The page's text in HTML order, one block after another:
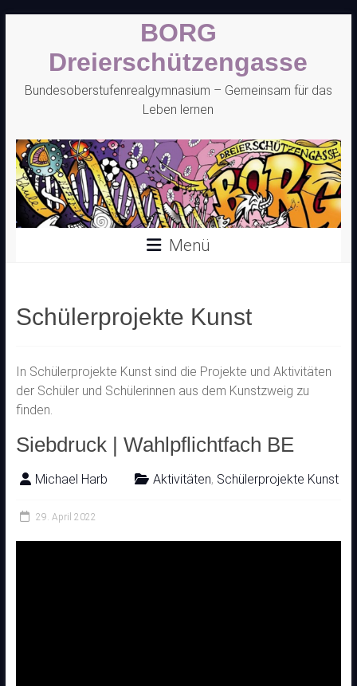
springen
BORG
Dreierschützengasse
Bundesoberstufenrealgymnasium – Gemeinsam für das
Leben lernen
Menü
Schülerprojekte Kunst
In Schülerprojekte Kunst sind die Projekte und Aktivitäten
der Schüler und Schülerinnen aus dem Kunstzweig zu
finden.
Siebdruck | Wahlpflichtfach BE
Michael Harb Aktivitäten, Schülerprojekte Kunst
29. April 2022